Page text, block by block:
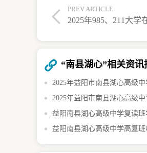
PREV ARTICLE
“南县湖心”相关资讯
2025年益阳市南县湖心高级中
高考复读班详情
2025年益阳市南县湖心高级中
读政策详情
益阳南县湖心高级中学复读班
标准及高分优惠政策全解析
益阳南县湖心高级中学高复班
及优惠政策解析